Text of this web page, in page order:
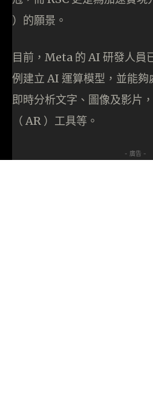
）的願景。
目前，Meta 的 AI 研發人員
例建立 AI 運算模型，並能夠
即時分析文字、圖像及影片
（ AR ）工具等。
- 廣告 -